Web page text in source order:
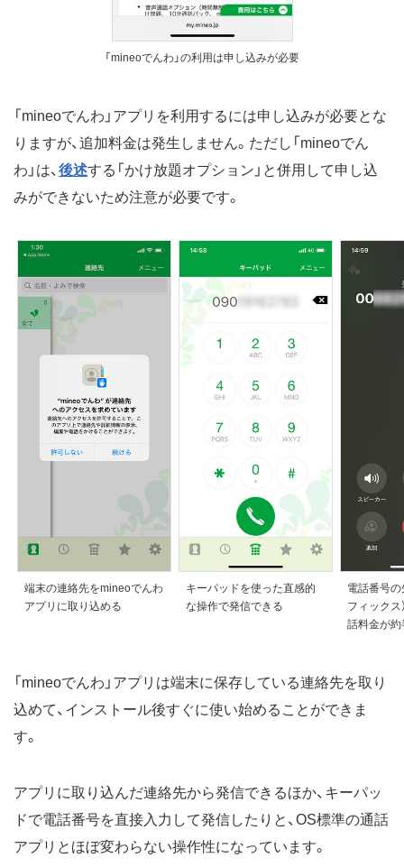
「mineoでんわ」の利用は申し込みが必要
「mineoでんわ」アプリを利用するには申し込みが必要とな
りますが、追加料金は発生しません。ただし「mineoでん
わ」は、 後述する「かけ放題オプション」と併用して申し込
みができないため注意が必要です。
端末の連絡先をmineoでんわ
アプリに取り込める
キーパッドを使った直感的
な操作で発信できる
電話番号の
フィックス
話料金が
「mineoでんわ」アプリは端末に保存している連絡先を取り
込めて、インストール後すぐに使い始めることができま
す。
アプリに取り込んだ連絡先から発信できるほか、キーパッ
ドで電話番号を直接入力して発信したりと、OS標準の通話
アプリとほぼ変わらない操作性になっています。